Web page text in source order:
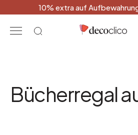
10% extra auf
Bücherregal